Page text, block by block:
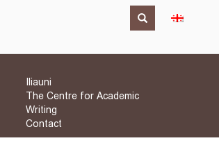
Iliauni
The Centre for Academic
Writing
Contact